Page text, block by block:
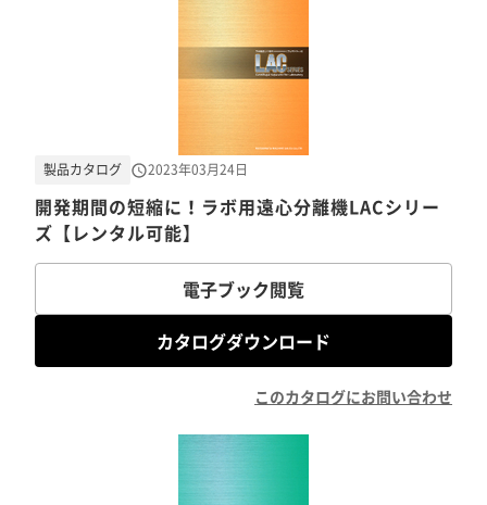
開発期間の短縮に！ラボ用遠心分離機LACシリー
ズ【レンタル可能】
製品カタログ 2023年03月24日
電子ブック閲覧
カタログダウンロード
このカタログにお問い合わせ